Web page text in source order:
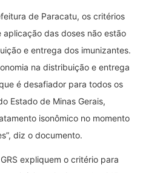
de Paracatu, os critérios
das doses não estão
e entrega dos imunizantes.
na distribuição e entrega
é desafiador para todos os
Estado de Minas Gerais,
isonômico no momento
diz o documento.
expliquem o critério para